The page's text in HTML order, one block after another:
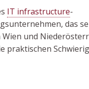
IT infrastructure-
das
und
praktischen